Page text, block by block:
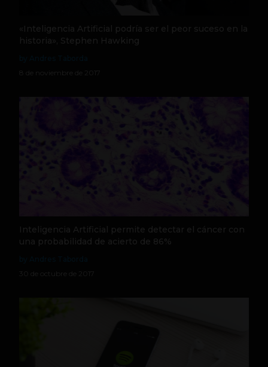
«Inteligencia Artificial podría ser el peor suceso en la
historia», Stephen Hawking
8 de noviembre de 2017
Inteligencia Artificial permite detectar el cáncer con
una probabilidad de acierto de 86%
30 de octubre de 2017